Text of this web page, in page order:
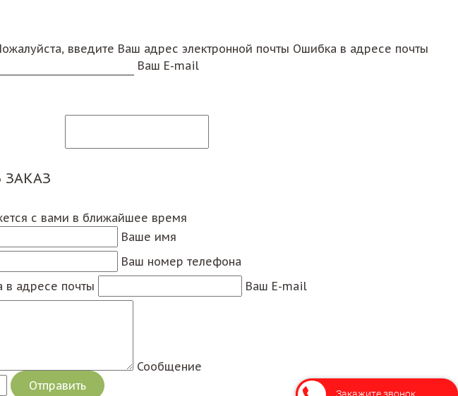
введите Ваш адрес электронной почты Ошибка в адресе почты
Ваш E-mail
с вами в ближайшее время
Ваше имя
Ваш номер телефона
в адресе почты Ваш E-mail
Сообщение